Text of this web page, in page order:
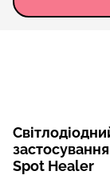
Spot Healer